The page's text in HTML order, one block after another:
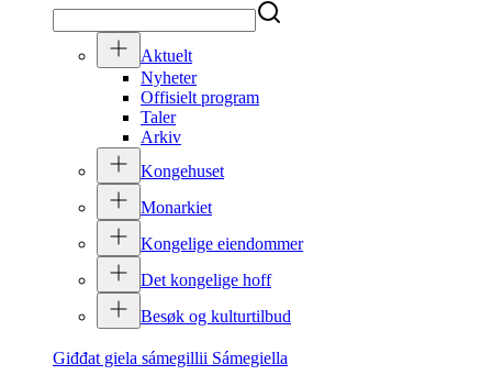
Aktuelt
Nyheter
Offisielt program
Taler
Arkiv
Kongehuset
Monarkiet
Kongelige eiendommer
Det kongelige hoff
Besøk og kulturtilbud
Giđđat giela sámegillii Sámegiella